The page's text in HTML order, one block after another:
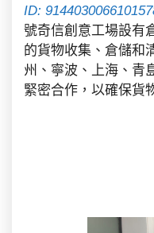
ID:
號奇信創意工場設有
的貨物收集、倉儲和
州、寧波、上海、青
緊密合作，以確保貨